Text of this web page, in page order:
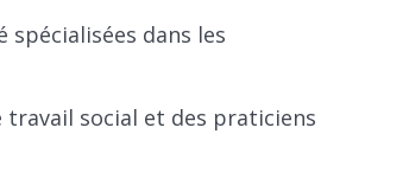
dans les
travail social et des praticiens